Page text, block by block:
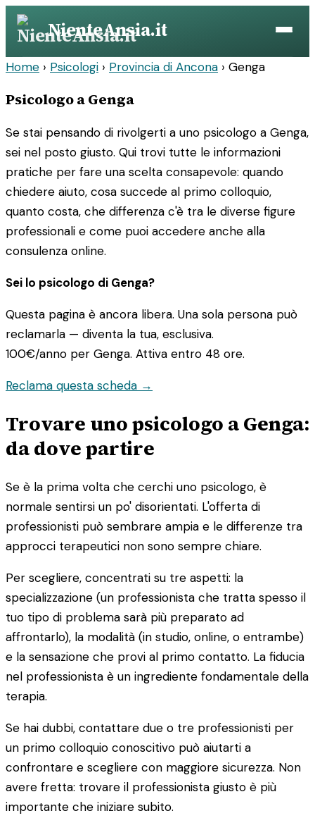
Vai
contenuto
NienteAnsia.it
Home › Psicologi › Provincia di Ancona › Genga
Psicologo a Genga
Se stai pensando di rivolgerti a uno psicologo a Genga,
sei nel posto giusto. Qui trovi tutte le informazioni
pratiche per fare una scelta consapevole: quando
chiedere aiuto, cosa succede al primo colloquio,
quanto costa, che differenza c'è tra le diverse figure
professionali e come puoi accedere anche alla
consulenza online.
Sei lo psicologo di Genga?
Questa pagina è ancora libera. Una sola persona può
reclamarla — diventa la tua, esclusiva.
100€/anno per Genga. Attiva entro 48 ore.
Reclama questa scheda →
Trovare uno psicologo a Genga:
da dove partire
Se è la prima volta che cerchi uno psicologo, è
normale sentirsi un po' disorientati. L'offerta di
professionisti può sembrare ampia e le differenze tra
approcci terapeutici non sono sempre chiare.
Per scegliere, concentrati su tre aspetti: la
specializzazione (un professionista che tratta spesso il
tuo tipo di problema sarà più preparato ad
affrontarlo), la modalità (in studio, online, o entrambe)
e la sensazione che provi al primo contatto. La fiducia
nel professionista è un ingrediente fondamentale della
terapia.
Se hai dubbi, contattare due o tre professionisti per
un primo colloquio conoscitivo può aiutarti a
confrontare e scegliere con maggiore sicurezza. Non
avere fretta: trovare il professionista giusto è più
importante che iniziare subito.